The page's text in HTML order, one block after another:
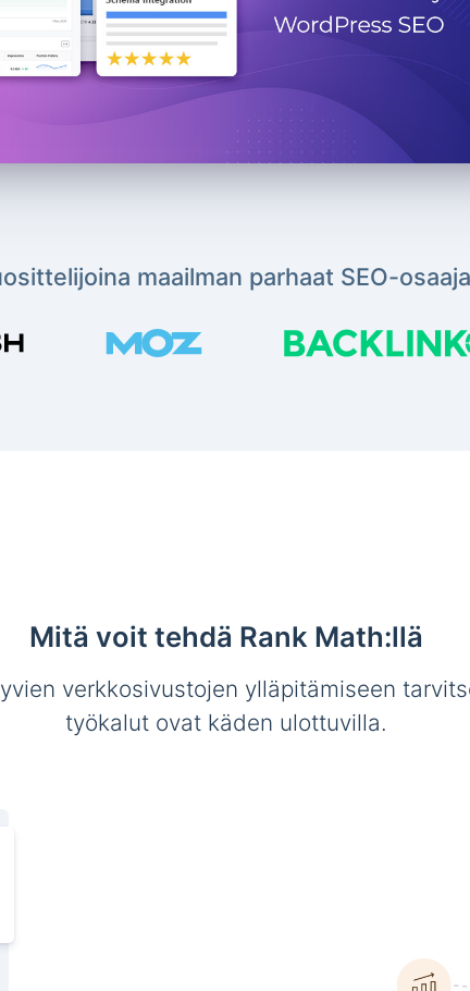
maailman parhaat SEO-
Mitä voit tehdä Rank Math:llä
verkkosivustojen ylläpitämiseen
työkalut ovat käden ulottuvilla.